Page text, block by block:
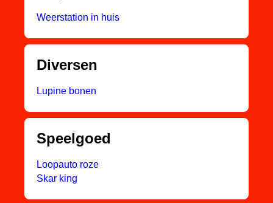
Weerstation in huis
Diversen
Lupine bonen
Speelgoed
Loopauto roze
Skar king